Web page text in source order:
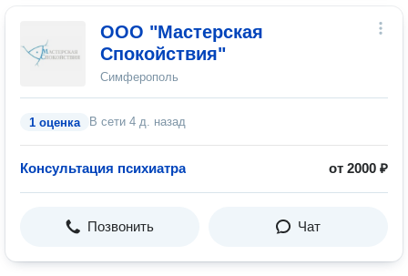
ООО "Мастерская
Спокойствия"
Симферополь
1 оценка В сети 4 д. назад
Консультация психиатра от 2000 ₽
Позвонить Чат